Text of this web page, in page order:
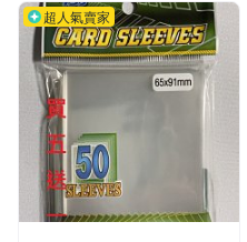
超人氣賣家